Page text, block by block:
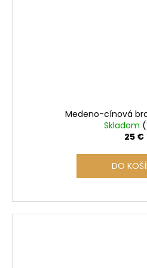
Medeno-cínová
Skladom
25 €
DO